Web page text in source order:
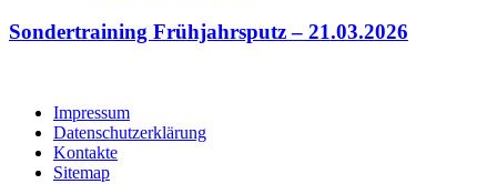
Sondertraining Frühjahrsputz – 21.03.2026
Impressum
Datenschutzerklärung
Kontakte
Sitemap